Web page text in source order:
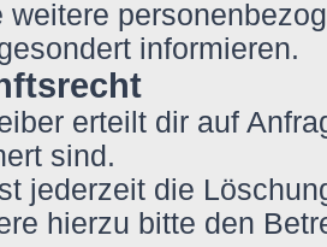
weitere
informieren.
erteilt dir auf
sind.
jederzeit die
hierzu bitte den